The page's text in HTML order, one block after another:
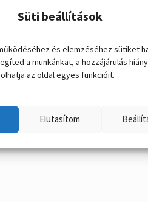
Süti beállítások
és elemzéséhez sütiket
a munkánkat, a hozzájárulás
az oldal egyes funkcióit.
Elutasítom